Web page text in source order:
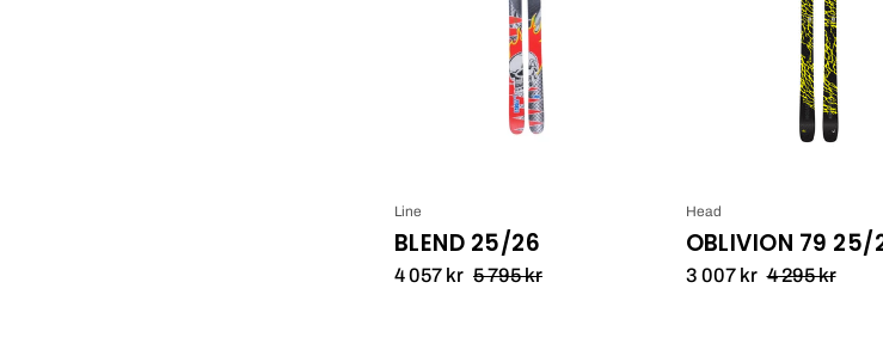
BLEND 25/26
Line
4 057 kr 5 795 kr
OBLIVION 79 25/
Head
3 007 kr 4 295 kr